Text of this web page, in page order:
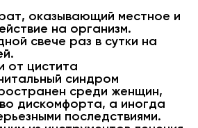
оказывающий местное и
на организм.
свече раз в сутки на
от цистита
синдром
среди женщин,
дискомфорта, а иногда
последствиями.